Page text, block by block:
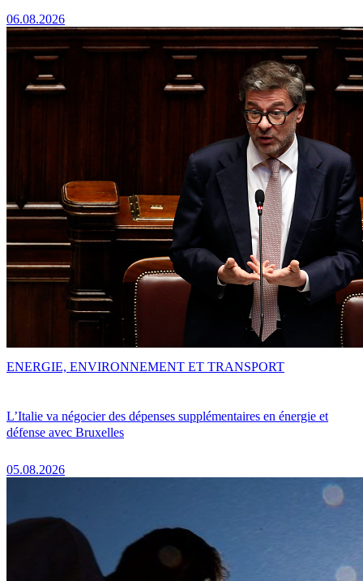
06.08.2026
L’Italie va négocier des dépenses supplémentaires en énergie et
défense avec Bruxelles
05.08.2026
ENERGIE, ENVIRONNEMENT ET TRANSPORT